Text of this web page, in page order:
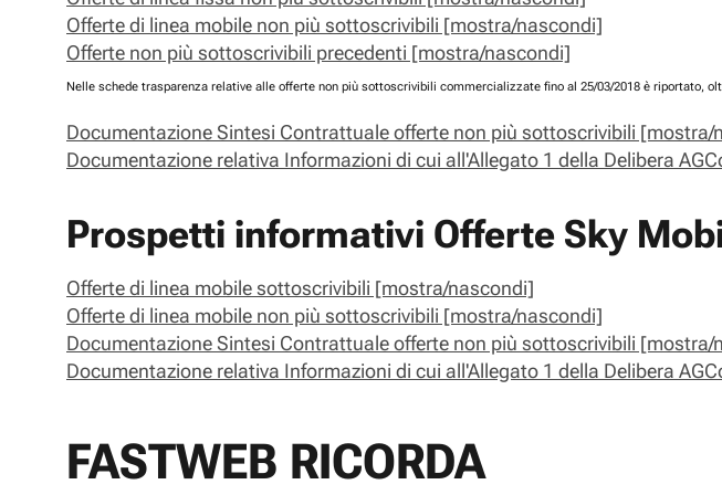
Offerte di linea mobile non più sottoscrivibili [mostra/nascondi]
Offerte non più sottoscrivibili precedenti [mostra/nascondi]
Nelle schede trasparenza relative alle offerte non più sottoscrivibili commercializzate fino al 25/03/2018 è
Documentazione Sintesi Contrattuale offerte non più sottoscrivibili [mostra/
Documentazione relativa Informazioni di cui all'Allegato 1 della Delibera
Prospetti informativi Offerte Sky
Offerte di linea mobile sottoscrivibili [mostra/nascondi]
Offerte di linea mobile non più sottoscrivibili [mostra/nascondi]
Documentazione Sintesi Contrattuale offerte non più sottoscrivibili [mostra/
Documentazione relativa Informazioni di cui all'Allegato 1 della Delibera
FASTWEB RICORDA